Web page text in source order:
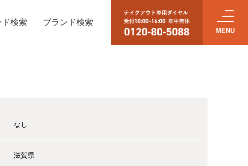
検索 ブランド検索
なし
滋賀県